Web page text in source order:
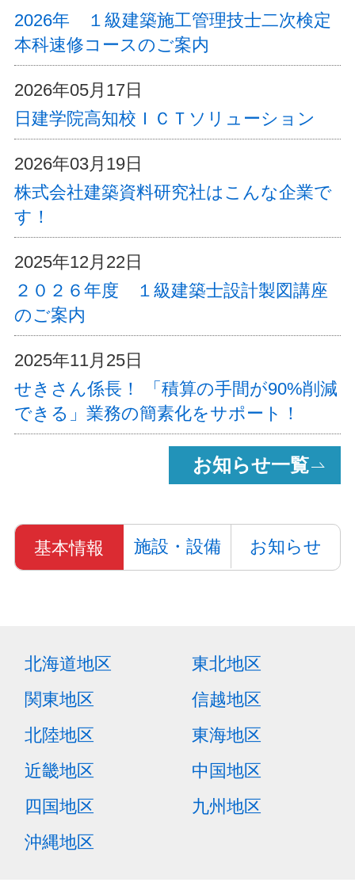
2026年 １級建築施工管理技士二次検定
本科速修コースのご案内
2026年05月17日
日建学院高知校ＩＣＴソリューション
2026年03月19日
株式会社建築資料研究社はこんな企業で
す！
2025年12月22日
２０２６年度 １級建築士設計製図講座
のご案内
2025年11月25日
せきさん係長！ 「積算の手間が90%削減
できる」業務の簡素化をサポート！
お知らせ一覧
基本情報 施設・設備 お知らせ
北海道地区
東北地区
関東地区
信越地区
北陸地区
東海地区
近畿地区
中国地区
四国地区
九州地区
沖縄地区